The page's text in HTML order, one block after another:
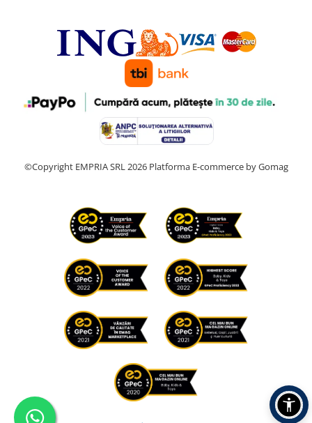
©Copyright EMPRIA SRL 2026 Platforma E-commerce by Gomag